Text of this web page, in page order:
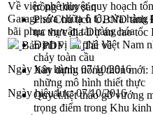
trồng thủy sản
Phó Chủ tịch UBND tỉnh
tra thực địa Dự án cao
Định vị cà phê Việt Nam
chảy toàn cầu
Xây dựng nông thôn mới:
những mô hình thiết thực
Quyết liệt tháo gỡ vướng
trọng điểm trong Khu
Về việc phê duyệt quy hoạch
Garage sửa chữa ô tô, cửa
bãi phục vụ vận tải hàng hóa
Bản PDF
Tải về
Ngày ban hành: 07/10/2016
Ngày hiệu lực:07/10/2016